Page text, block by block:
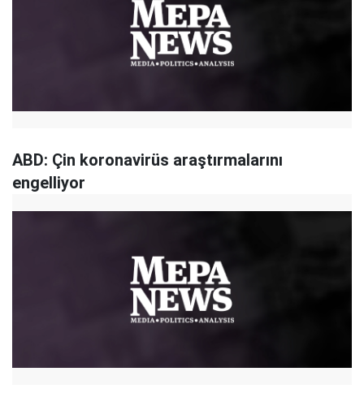
ABD: Çin koronavirüs araştırmalarını
engelliyor